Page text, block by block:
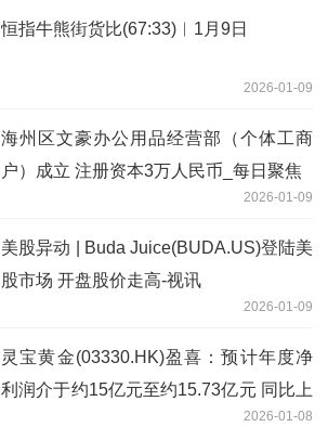
恒指牛熊街货比(67:33)︱1月9日
2026-01-09
海州区文豪办公用品经营部（个体工商
户）成立 注册资本3万人民币_每日聚焦
2026-01-09
美股异动 | Buda Juice(BUDA.US)登陆美
股市场 开盘股价走高-视讯
2026-01-09
灵宝黄金(03330.HK)盈喜：预计年度净
利润介于约15亿元至约15.73亿元 同比上
2026-01-08